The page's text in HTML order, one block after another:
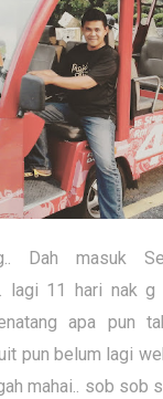
Dah masuk
lagi 11 hari nak g
apa pun
pun belum lagi
mahai.. sob sob